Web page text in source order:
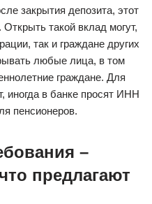
закрытия депозита, этот
такой вклад могут,
так и граждане других
любые лица, в том
граждане. Для
иногда в банке просят ИНН
пенсионеров.
–
предлагают